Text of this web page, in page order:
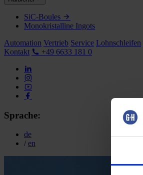
SiC-Boules
Monokristalline Ingots
Automation Vertrieb Service Lohnschleifen
Kontakt
+49 6633 181 0
Sprache:
de
/ en